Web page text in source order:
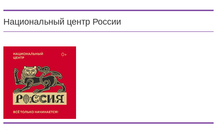
Национальный центр России